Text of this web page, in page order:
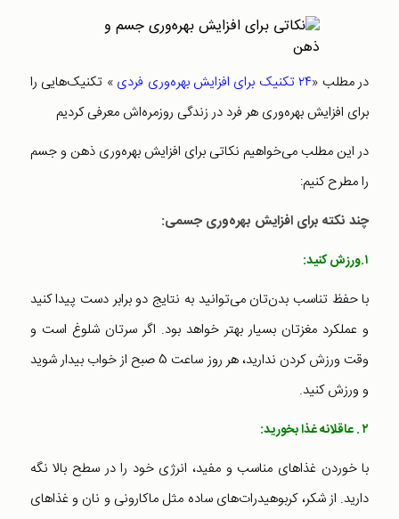
در مطلب «۲۴ تکنیک برای افزایش بهره‌وری فردی
» تکنیک‌هایی را
برای افزایش بهره‌وری هر فرد در زندگی روزمره‌اش معرفی کردیم
در این مطلب می‌خواهیم نکاتی برای افزایش بهره‌وری ذهن و جسم
را مطرح کنیم:
چند نکته برای افزایش بهره‌وری جسمی:
۱.ورزش کنید:
با حفظ تناسب بدن‌تان می‌توانید به نتایج دو برابر دست پیدا کنید
و عملکرد مغزتان بسیار بهتر خواهد بود. اگر سرتان شلوغ است و
وقت ورزش کردن ندارید، هر روز ساعت 5 صبح از خواب بیدار شوید
و ورزش کنید.
۲ . عاقلانه غذا بخورید:
با خوردن غذاهای مناسب و مفید، انرژی خود را در سطح بالا نگه
دارید. از شکر، کربوهیدرات‌های ساده مثل ماکارونی و نان و غذاهای